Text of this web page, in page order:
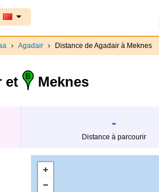
› Agadair › Distance de Agadair à Meknes
et Meknes
-
Distance à parcourir